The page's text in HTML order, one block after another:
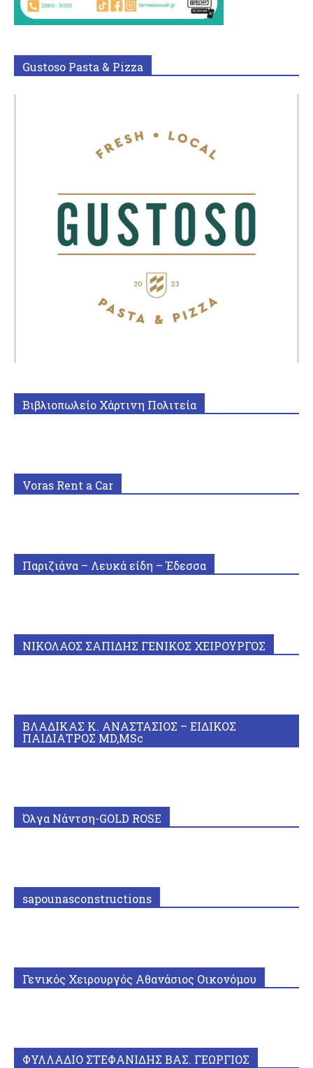
Gustoso Pasta & Pizza
Βιβλιοπωλείο Χάρτινη Πολιτεία
Voras Rent a Car
Παριζιάνα – Λευκά είδη – Έδεσσα
ΝΙΚΟΛΑΟΣ ΣΑΠΙΔΗΣ ΓΕΝΙΚΟΣ ΧΕΙΡΟΥΡΓΟΣ
ΒΛΑΔΙΚΑΣ Κ. ΑΝΑΣΤΑΣΙΟΣ – ΕΙΔΙΚΟΣ
ΠΑΙΔΙΑΤΡΟΣ MD,MSc
Όλγα Νάντση-GOLD ROSE
sapounasconstructions
Γενικός Χειρουργός Αθανάσιος Οικονόμου
ΦΥΛΛΑΔΙΟ ΣΤΕΦΑΝΙΔΗΣ ΒΑΣ. ΓΕΩΡΓΙΟΣ